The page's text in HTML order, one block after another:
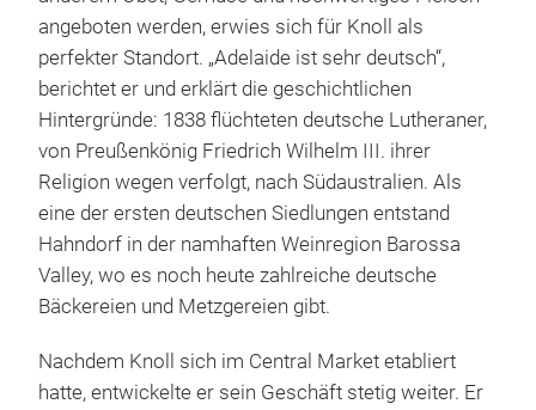
angeboten werden, erwies sich für Knoll als
perfekter Standort. „Adelaide ist sehr deutsch“,
berichtet er und erklärt die geschichtlichen
Hintergründe: 1838 flüchteten deutsche Lutheraner,
von Preußenkönig Friedrich Wilhelm III. ihrer
Religion wegen verfolgt, nach Südaustralien. Als
eine der ersten deutschen Siedlungen entstand
Hahndorf in der namhaften Weinregion Barossa
Valley, wo es noch heute zahlreiche deutsche
Bäckereien und Metzgereien gibt.
Nachdem Knoll sich im Central Market etabliert
hatte, entwickelte er sein Geschäft stetig weiter. Er